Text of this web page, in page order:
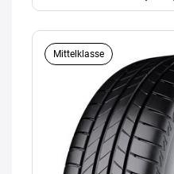
Mittelklasse